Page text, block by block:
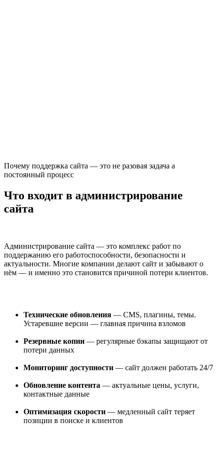
Почему поддержка сайта — это не разовая задача а
постоянный процесс
Что входит в администрирование
сайта
Администрирование сайта — это комплекс работ по
поддержанию его работоспособности, безопасности и
актуальности. Многие компании делают сайт и забывают о
нём — и именно это становится причиной потери клиентов.
Технические обновления — CMS, плагины, темы.
Устаревшие версии — главная причина взломов
Резервные копии — регулярные бэкапы защищают от
потери данных
Мониторинг доступности — сайт должен работать 24/7
Обновление контента — актуальные цены, услуги,
контактные данные
Оптимизация скорости — медленный сайт теряет
позиции в поиске и клиентов